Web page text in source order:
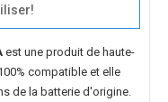
est une produit de haute-
compatible et elle
de la batterie d'origine.